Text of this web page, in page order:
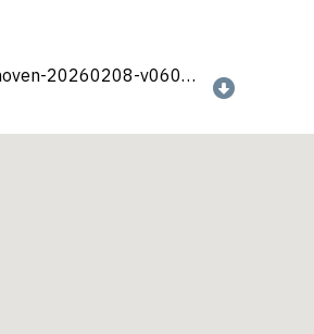
Programma-OZNK-Eindhoven-20260208-v0602.pdf